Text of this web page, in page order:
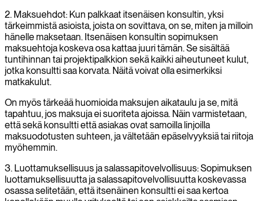
2. Maksuehdot: Kun palkkaat itsenäisen konsultin, yksi
tärkeimmistä asioista, joista on sovittava, on se, miten ja milloin
hänelle maksetaan. Itsenäisen konsultin sopimuksen
maksuehtoja koskeva osa kattaa juuri tämän. Se sisältää
tuntihinnan tai projektipalkkion sekä kaikki aiheutuneet kulut,
jotka konsultti saa korvata. Näitä voivat olla esimerkiksi
matkakulut.
On myös tärkeää huomioida maksujen aikataulu ja se, mitä
tapahtuu, jos maksuja ei suoriteta ajoissa. Näin varmistetaan,
että sekä konsultti että asiakas ovat samoilla linjoilla
maksuodotusten suhteen, ja vältetään epäselvyyksiä tai riitoja
myöhemmin.
3. Luottamuksellisuus ja salassapitovelvollisuus: Sopimuksen
luottamuksellisuutta ja salassapitovelvollisuutta koskevassa
osassa selitetään, että itsenäinen konsultti ei saa kertoa